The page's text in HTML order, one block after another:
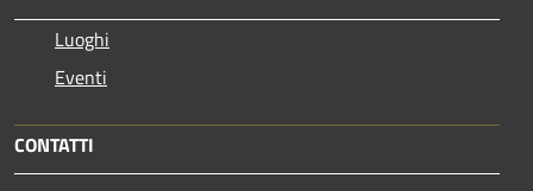
Luoghi
Eventi
CONTATTI